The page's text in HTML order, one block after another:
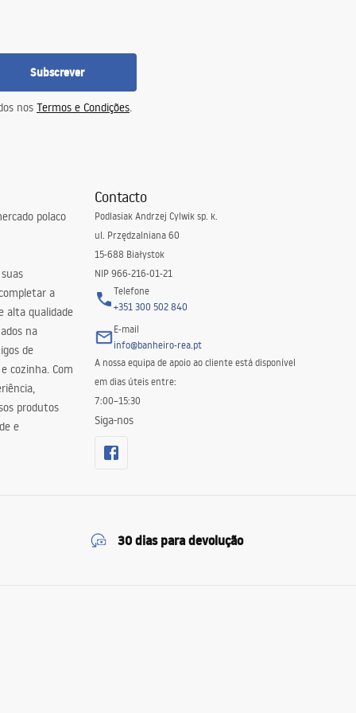
Subscrever
nos Termos e Condições.
polaco
a
alta qualidade
na
de
cozinha. Com
produtos
e
Contacto
Podlasiak Andrzej Cylwik sp. k.
ul. Przędzalniana 60
15-688 Białystok
NIP 966-216-01-21
Telefone
+351 300 502 840
E-mail
info@banheiro-rea.pt
A nossa equipa de apoio ao cliente está disponível
em dias úteis entre:
7:00–15:30
Siga-nos
30 dias para devolução